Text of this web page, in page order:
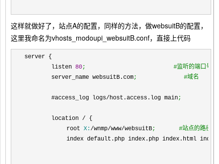
这样就做好了，站点A的配置，同样的方法，做websuitB的配置，
这里我命名为vhosts_modoupi_websuitB.conf，直接上代码
server {
listen 80;
#监听的端口号
server_name websuitB.com; #域名
#access_log logs/host.access.log main;
location / {
root X:/wnmp/www/websuitB;
#站点的路径
index default.php index.php index.html